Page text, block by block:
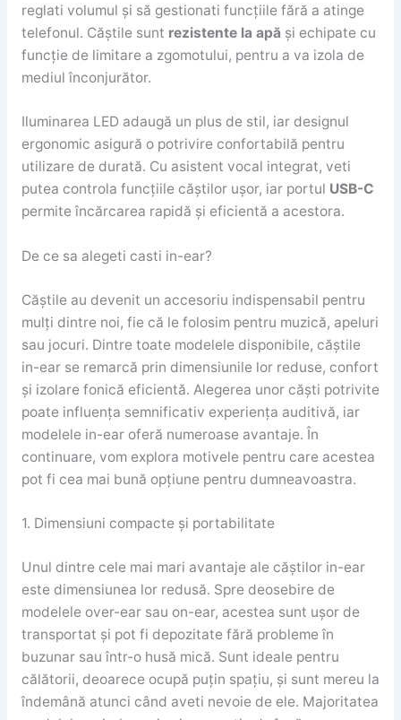
reglati volumul și să gestionati funcțiile fără a atinge
telefonul. Căștile sunt rezistente la apă și echipate cu
funcție de limitare a zgomotului, pentru a va izola de
mediul înconjurător.
Iluminarea LED adaugă un plus de stil, iar designul
ergonomic asigură o potrivire confortabilă pentru
utilizare de durată. Cu asistent vocal integrat, veti
putea controla funcțiile căștilor ușor, iar portul USB-C
permite încărcarea rapidă și eficientă a acestora.
De ce sa alegeti casti in-ear?
Căștile au devenit un accesoriu indispensabil pentru
mulți dintre noi, fie că le folosim pentru muzică, apeluri
sau jocuri. Dintre toate modelele disponibile, căștile
in-ear se remarcă prin dimensiunile lor reduse, confort
și izolare fonică eficientă. Alegerea unor căști potrivite
poate influența semnificativ experiența auditivă, iar
modelele in-ear oferă numeroase avantaje. În
continuare, vom explora motivele pentru care acestea
pot fi cea mai bună opțiune pentru dumneavoastra.
1. Dimensiuni compacte și portabilitate
Unul dintre cele mai mari avantaje ale căștilor in-ear
este dimensiunea lor redusă. Spre deosebire de
modelele over-ear sau on-ear, acestea sunt ușor de
transportat și pot fi depozitate fără probleme în
buzunar sau într-o husă mică. Sunt ideale pentru
călătorii, deoarece ocupă puțin spațiu, și sunt mereu la
îndemână atunci când aveti nevoie de ele. Majoritatea